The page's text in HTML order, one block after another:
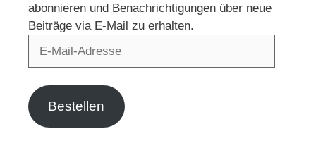
abonnieren und Benachrichtigungen über neue
Beiträge via E-Mail zu erhalten.
Bestellen